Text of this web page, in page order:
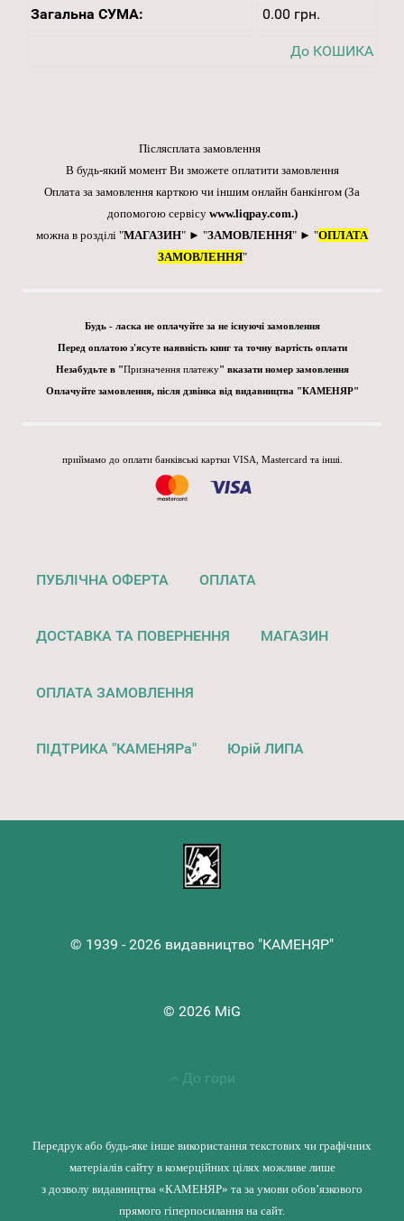
Загальна СУМА: 0.00 грн.
До КОШИКА
Післясплата замовлення
В будь-який момент Ви зможете оплатити замовлення
Оплата за замовлення карткою чи іншим онлайн банкінгом (За
допомогою сервісу www.liqpay.com.)
можна в розділі "МАГАЗИН" ► "ЗАМОВЛЕННЯ" ► "ОПЛАТА
ЗАМОВЛЕННЯ"
Будь - ласка не оплачуйте за не існуючі замовлення
Перед оплатою з'ясуте наявність книг та точну вартість оплати
Незабудьте в "Призначення платежу" вказати номер замовлення
Оплачуйте замовлення, після дзвінка від видавництва "КАМЕНЯР"
приймамо до оплати банківські картки VISA, Mastercard та інші.
ПУБЛІЧНА ОФЕРТА ОПЛАТА
ДОСТАВКА ТА ПОВЕРНЕННЯ МАГАЗИН
ОПЛАТА ЗАМОВЛЕННЯ
ПІДТРИКА "КАМЕНЯРа" Юрій ЛИПА
© 1939 - 2026 видавництво "КАМЕНЯР"
© 2026 MiG
До гори
Передрук або будь-яке інше використання текстових чи графічних
матеріалів сайту в комерційних цілях можливе лише
з дозволу видавництва «КАМЕНЯР» та за умови обов’язкового
прямого гіперпосилання на сайт.